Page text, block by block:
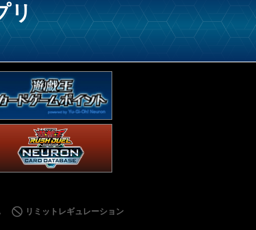
リ
リミットレギュレーション